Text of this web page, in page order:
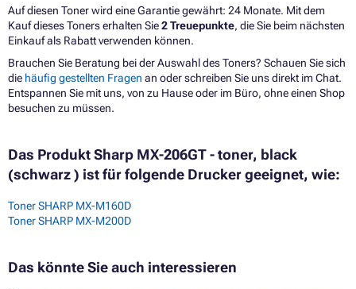
Auf diesen Toner wird eine Garantie gewährt: 24 Monate. Mit dem
Kauf dieses Toners erhalten Sie2 Treuepunkte, die Sie beim nächsten
Einkauf als Rabatt verwenden können.
Brauchen Sie Beratung bei der Auswahl des Toners? Schauen Sie sich
die häufig gestellten Fragen an oder schreiben Sie uns direkt im Chat.
Entspannen Sie mit uns, von zu Hause oder im Büro, ohne einen Shop
besuchen zu müssen.
Das Produkt Sharp MX-206GT - toner, black
(schwarz ) ist für folgende Drucker geeignet, wie:
Toner SHARP MX-M160D
Toner SHARP MX-M200D
Das könnte Sie auch interessieren